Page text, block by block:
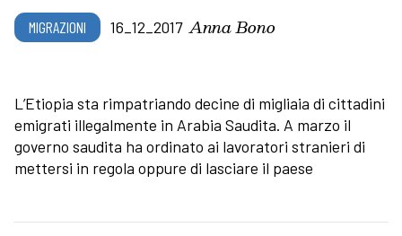
MIGRAZIONI 16_12_2017 Anna Bono
L’Etiopia sta rimpatriando decine di migliaia di cittadini
emigrati illegalmente in Arabia Saudita. A marzo il
governo saudita ha ordinato ai lavoratori stranieri di
mettersi in regola oppure di lasciare il paese